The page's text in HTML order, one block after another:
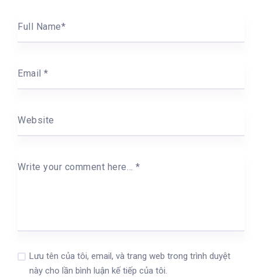
Full Name*
Email *
Website
Write your comment here… *
Lưu tên của tôi, email, và trang web trong trình duyệt
này cho lần bình luận kế tiếp của tôi.